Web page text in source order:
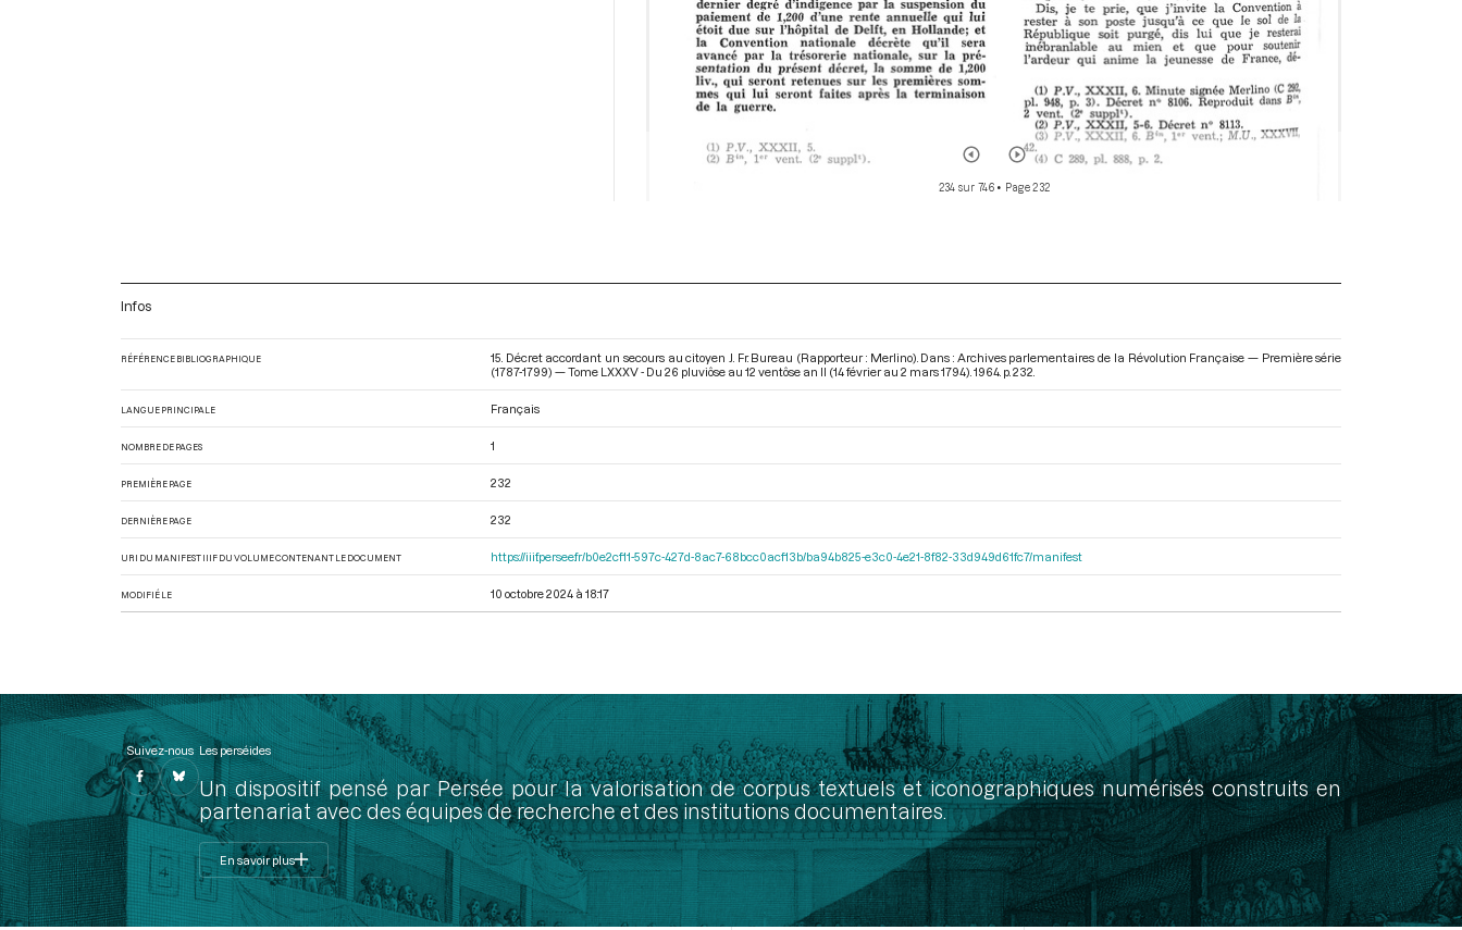
234 sur 746• Page 232
Infos
RÉFÉRENCE BIBLIOGRAPHIQUE
15. Décret accordant un secours au citoyen J. Fr. Bureau (Rapporteur : Merlino). Dans : Archives parlementaires de la Révolution Française — Première série
(1787-1799) — Tome LXXXV - Du 26 pluviôse au 12 ventôse an II (14 février au 2 mars 1794) . 1964. p. 232.
LANGUE PRINCIPALE Français
NOMBRE DE PAGES 1
PREMIÈRE PAGE 232
DERNIÈRE PAGE 232
URI DU MANIFEST IIIF DU VOLUME CONTENANT LE DOCUMENT https://iiif.persee.fr/b0e2cf11-597c-427d-8ac7-68bcc0acf13b/ba94b825-e3c0-4e21-8f82-33d949d61fc7/manifest
MODIFIÉ LE 10 octobre 2024 à 18:17
Suivez-nous Les perséides
Un dispositif pensé par Persée pour la valorisation de corpus textuels et iconographiques numérisés construits en
partenariat avec des équipes de recherche et des institutions documentaires.
En savoir plus